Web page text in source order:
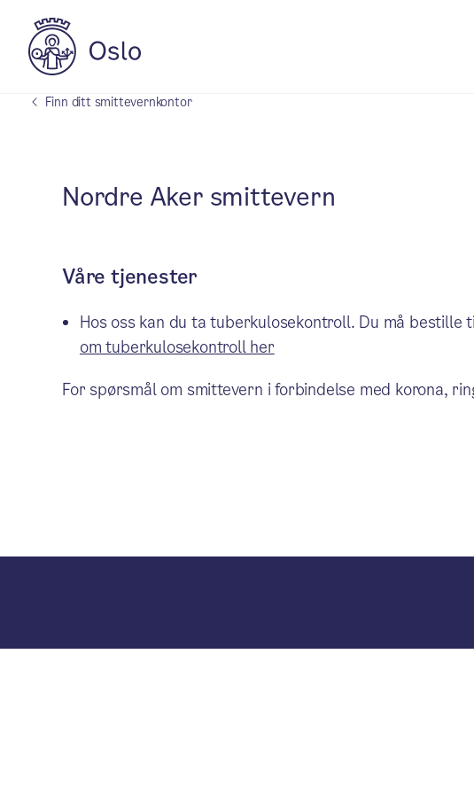
Finn ditt smittevernkontor
Nordre Aker smittevern
Våre tjenester
Hos oss kan du ta tuberkulosekontroll. Du må bestille
om tuberkulosekontroll her
For spørsmål om smittevern i forbindelse med korona,